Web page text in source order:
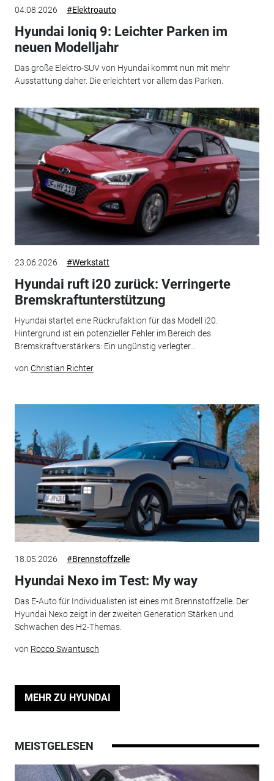
04.08.2026 #Elektroauto
Hyundai Ioniq 9: Leichter Parken im
neuen Modelljahr
Das große Elektro-SUV von Hyundai kommt nun mit mehr
Ausstattung daher. Die erleichtert vor allem das Parken.
23.06.2026 #Werkstatt
Hyundai ruft i20 zurück: Verringerte
Bremskraftunterstützung
Hyundai startet eine Rückrufaktion für das Modell i20.
Hintergrund ist ein potenzieller Fehler im Bereich des
Bremskraftverstärkers: Ein ungünstig verlegter...
von Christian Richter
18.05.2026 #Brennstoffzelle
Hyundai Nexo im Test: My way
Das E-Auto für Individualisten ist eines mit Brennstoffzelle. Der
Hyundai Nexo zeigt in der zweiten Generation Stärken und
Schwächen des H2-Themas.
von Rocco Swantusch
MEHR ZU HYUNDAI
MEISTGELESEN